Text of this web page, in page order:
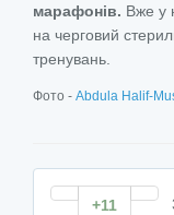
марафонів. Вже у
на черговий
тренувань.
Фото - Abdula Halif-
+11